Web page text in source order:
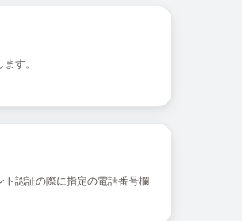
す。
認証の際に指定の電話番号欄